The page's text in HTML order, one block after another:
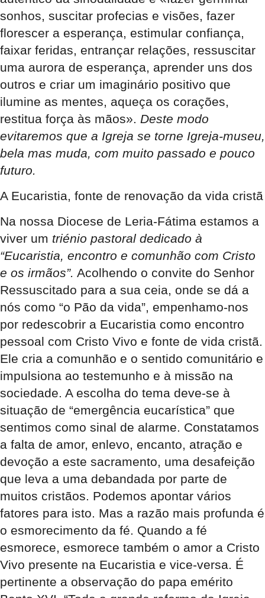
sonhos, suscitar profecias e visões, fazer
florescer a esperança, estimular confiança,
faixar feridas, entrançar relações, ressuscitar
uma aurora de esperança, aprender uns dos
outros e criar um imaginário positivo que
ilumine as mentes, aqueça os corações,
restitua força às mãos». Deste modo
evitaremos que a Igreja se torne Igreja-museu,
bela mas muda, com muito passado e pouco
futuro.
A Eucaristia, fonte de renovação da vida cristã
Na nossa Diocese de Leria-Fátima estamos a
viver um triénio pastoral dedicado à
“Eucaristia, encontro e comunhão com Cristo
e os irmãos”. Acolhendo o convite do Senhor
Ressuscitado para a sua ceia, onde se dá a
nós como “o Pão da vida”, empenhamo-nos
por redescobrir a Eucaristia como encontro
pessoal com Cristo Vivo e fonte de vida cristã.
Ele cria a comunhão e o sentido comunitário e
impulsiona ao testemunho e à missão na
sociedade. A escolha do tema deve-se à
situação de “emergência eucarística” que
sentimos como sinal de alarme. Constatamos
a falta de amor, enlevo, encanto, atração e
devoção a este sacramento, uma desafeição
que leva a uma debandada por parte de
muitos cristãos. Podemos apontar vários
fatores para isto. Mas a razão mais profunda é
o esmorecimento da fé. Quando a fé
esmorece, esmorece também o amor a Cristo
Vivo presente na Eucaristia e vice-versa. É
pertinente a observação do papa emérito